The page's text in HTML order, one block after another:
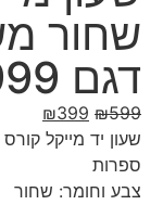
שחור
דגם MK5999
₪599
₪399
שעון יד מייקל
ספרות
צבע וחומר: שחור